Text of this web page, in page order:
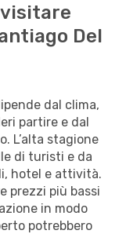
Del
dal clima,
partire e dal
L’alta stagione
di turisti e da
hotel e attività.
prezzi più bassi
in modo
potrebbero